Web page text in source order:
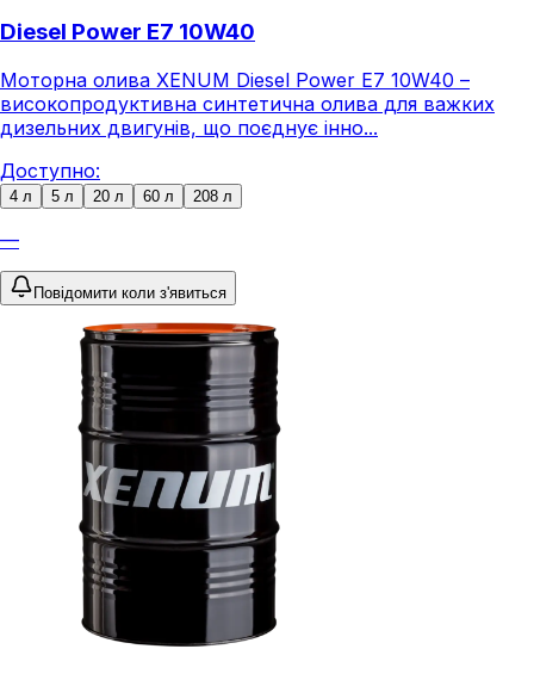
Diesel Power E7 10W40
Моторна олива XENUM Diesel Power E7 10W40 –
високопродуктивна синтетична олива для важких
дизельних двигунів, що поєднує інно...
Доступно:
4 л 5 л 20 л 60 л 208 л
—
Повідомити коли з'явиться